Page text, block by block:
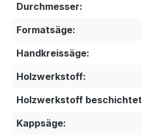
Durchmesser:
Formatsäge:
Handkreissäge:
Holzwerkstoff:
Holzwerkstoff
Kappsäge: